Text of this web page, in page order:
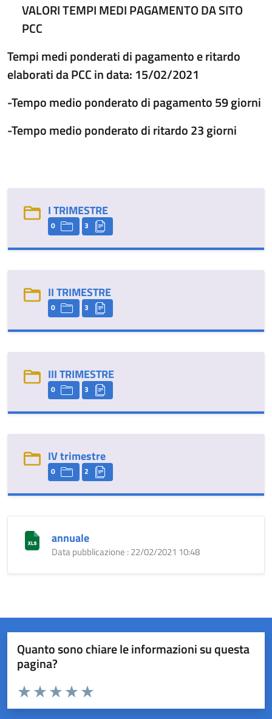
VALORI TEMPI MEDI PAGAMENTO DA SITO
PCC
Tempi medi ponderati di pagamento e ritardo
elaborati da PCC in data: 15/02/2021
-Tempo medio ponderato di pagamento 59 giorni
-Tempo medio ponderato di ritardo 23 giorni
I TRIMESTRE
0 3
II TRIMESTRE
0 3
III TRIMESTRE
0 3
IV trimestre
0 2
annuale
Data pubblicazione : 22/02/2021 10:48
Quanto sono chiare le informazioni su questa
pagina?
Valuta da 1 a 5 stelle la pagina
Valuta 5 stelle su 5
Valuta 4 stelle su 5
Valuta 3 stelle su 5
Valuta 2 stelle su 5
Valuta 1 stelle su 5